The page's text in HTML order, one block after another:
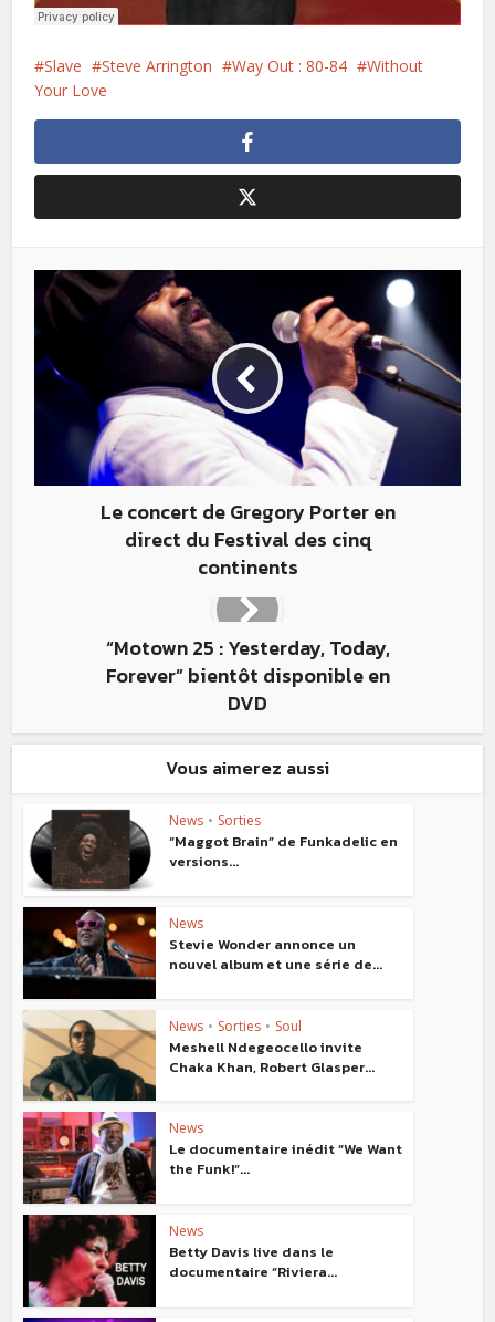
Slave Steve Arrington Way Out : 80-84
Without
Your Love
Le concert de Gregory Porter en
direct du Festival des cinq
continents
“Motown 25 : Yesterday, Today,
Forever” bientôt disponible en
DVD
Vous aimerez aussi
News • Sorties
“Maggot Brain” de Funkadelic en
versions...
News
Stevie Wonder annonce un
nouvel album et une série de...
News • Sorties • Soul
Meshell Ndegeocello invite
Chaka Khan, Robert Glasper...
News
Le documentaire inédit “We Want
the Funk!”...
News
Betty Davis live dans le
documentaire “Riviera...